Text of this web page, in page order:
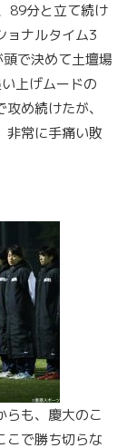
89分と立て続け
ョナルタイム3
で決めて土壇場
上げムードの
め続けたが、
非常に手痛い敗
らも、慶大のこ
こで勝ち切らな